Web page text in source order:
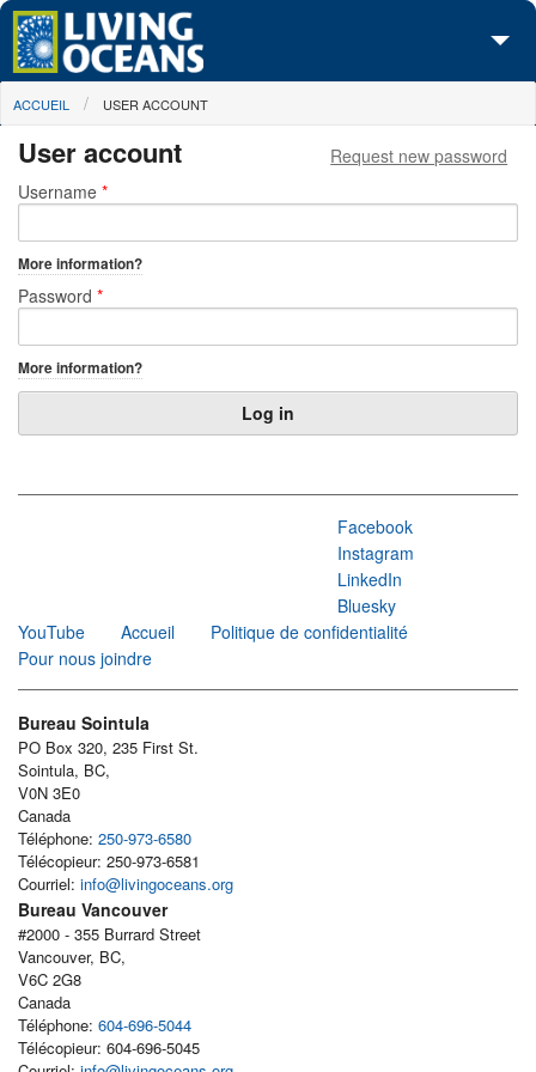
Skip to main content
À propos de nous
Nos campagnes
Les Cartes
You are here
ACCUEIL USER ACCOUNT
User account
Primary tabs
Request new password
Username *
More information?
Password *
More information?
Facebook
Instagram
LinkedIn
Bluesky
YouTube
Accueil
Politique de confidentialité
Pour nous joindre
Bureau Sointula
PO Box 320, 235 First St.
Sointula, BC,
V0N 3E0
Canada
Téléphone: 250-973-6580
Télécopieur: 250-973-6581
Courriel: info@livingoceans.org
Bureau Vancouver
#2000 - 355 Burrard Street
Vancouver, BC,
V6C 2G8
Canada
Téléphone: 604-696-5044
Télécopieur: 604-696-5045